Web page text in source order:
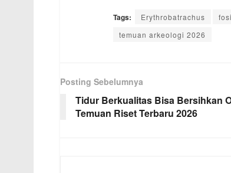
Tags: Erythrobatrachus
temuan arkeologi 2026
Posting Sebelumnya
Tidur Berkualitas Bisa Bersihkan
Temuan Riset Terbaru 2026